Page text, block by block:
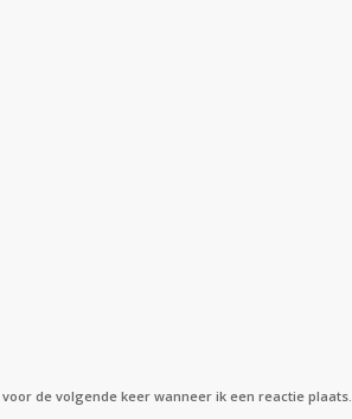
de volgende keer wanneer ik een reactie plaats.